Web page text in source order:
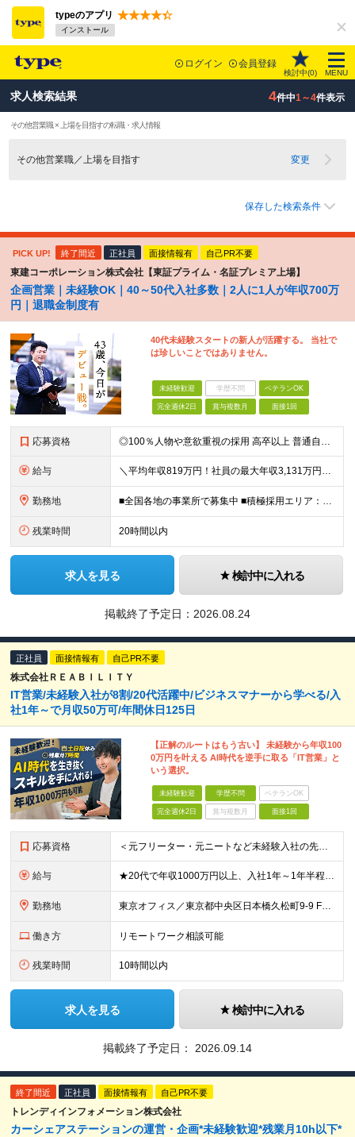
typeのアプリ
インストール
ログイン 会員登録
検討中(0) MENU
求人検索結果 4件中1～4件表示
その他営業職 × 上場を目指すの転職・求人情報
その他営業職／上場を目指す 変更
保存した検索条件
PICK UP! 終了間近 正社員 面接情報有 自己PR不要
東建コーポレーション株式会社【東証プライム・名証プレミア上場】
企画営業｜未経験OK｜40～50代入社多数｜2人に1人が年収700万
円｜退職金制度有
40代未経験スタートの新人が活躍する。 当社で
は珍しいことではありません。
未経験歓迎 学歴不問 ベテランOK
完全週休2日 賞与複数月 面接1回
応募資格 ◎100％人物や意欲重視の採用 高卒以上 普通自動車第一種運転免許取得者（AT限定可） ★職歴は全く問いません！ 前向きにコツコツと向き合える方であれば結果がついてくるお仕事です。 現職・無職、正社
給与 ＼平均年収819万円！社員の最大年収3,131万円／ ＼2人に1人が年収700万円以上／ ＼5人に1人が年収1,000万円以上！／ 固定給だけで、年収524万円も可能！ インセンティブだけでなく固定給
勤務地 ■全国各地の事業所で募集中 ■積極採用エリア：東京・神奈川・埼玉・千葉・愛知 ※希望の勤務地で働ける！通勤可能な事業所を選定していきます ※地元に戻って働きたいUターン希望者も歓迎します！ ※社用車を
残業時間 20時間以内
求人を見る 検討中に入れる
掲載終了予定日： 2026.08.24
正社員 面接情報有 自己PR不要
株式会社ＲＥＡＢＩＬＩＴＹ
IT営業/未経験入社が8割/20代活躍中/ビジネスマナーから学べる/入
社1年～で月収50万可/年間休日125日
【正解のルートはもう古い】 未経験から年収100
0万円を叶える AI時代を逆手に取る「IT営業」と
いう選択。
未経験歓迎 学歴不問 ベテランOK
完全週休2日 賞与複数月 面接1回
応募資格 ＜元フリーター・元ニートなど未経験入社の先輩が活躍中！＞ ＜未経験歓迎！スキルや経歴、ブランクなども一切問いません！＞ ■学歴不問 ■第二新卒歓迎 営業としてのビジネスマナーは入社後にちゃんと教えま
給与 ★20代で年収1000万円以上、入社1年～1年半程度で月収50万円の事例あり ★役職に応じてベース給与アップ 月給23万円〜＋各種手当 ※経験・スキルなどを考慮して決定します。 ※上記には固定残業代
勤務地 東京オフィス／東京都中央区日本橋久松町9-9 FRAME日本橋7F ※原則転居を伴う転勤はありません。 (変更の範囲)上記を除く当社関連勤務地
働き方 リモートワーク相談可能
残業時間 10時間以内
求人を見る 検討中に入れる
掲載終了予定日： 2026.09.14
終了間近 正社員 面接情報有 自己PR不要
トレンディインフォメーション株式会社
カーシェアステーションの運営・企画*未経験歓迎*残業月10h以下*